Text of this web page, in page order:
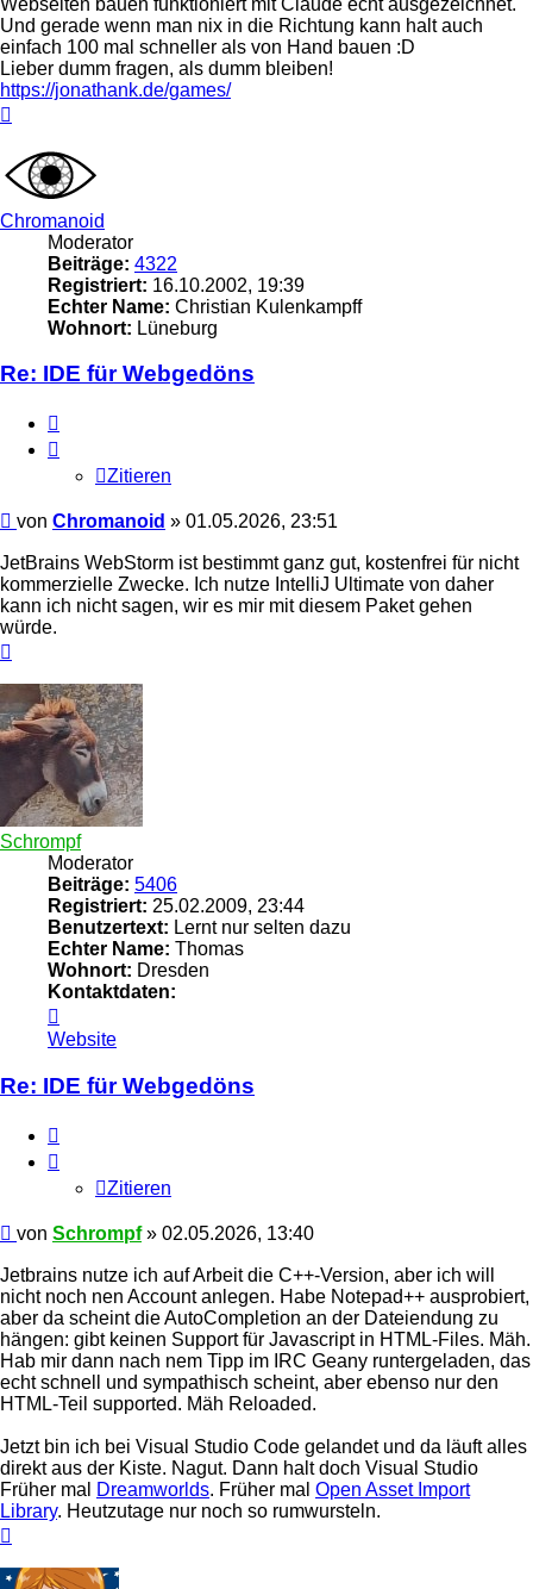
Und gerade wenn man nix in die Richtung kann halt auch
einfach 100 mal schneller als von Hand bauen :D
Lieber dumm fragen, als dumm bleiben!
https://jonathank.de/games/
Chromanoid
Moderator
Beiträge: 4322
Registriert: 16.10.2002, 19:39
Echter Name: Christian Kulenkampff
Wohnort: Lüneburg
Re: IDE für Webgedöns
Zitieren
Beitrag
von Chromanoid » 01.05.2026, 23:51
JetBrains WebStorm ist bestimmt ganz gut, kostenfrei für nicht
kommerzielle Zwecke. Ich nutze IntelliJ Ultimate von daher
kann ich nicht sagen, wir es mir mit diesem Paket gehen
würde.
Schrompf
Moderator
Beiträge: 5406
Registriert: 25.02.2009, 23:44
Benutzertext: Lernt nur selten dazu
Echter Name: Thomas
Wohnort: Dresden
Kontaktdaten:
von
Schrompf
Website
Re: IDE für Webgedöns
Zitieren
Beitrag
von Schrompf» 02.05.2026, 13:40
Jetbrains nutze ich auf Arbeit die C++-Version, aber ich will
nicht noch nen Account anlegen. Habe Notepad++ ausprobiert,
aber da scheint die AutoCompletion an der Dateiendung zu
hängen: gibt keinen Support für Javascript in HTML-Files. Mäh.
Hab mir dann nach nem Tipp im IRC Geany runtergeladen, das
echt schnell und sympathisch scheint, aber ebenso nur den
HTML-Teil supported. Mäh Reloaded.
Jetzt bin ich bei Visual Studio Code gelandet und da läuft alles
direkt aus der Kiste. Nagut. Dann halt doch Visual Studio
Früher mal
Dreamworlds. Früher mal Open Asset Import
Library. Heutzutage nur noch so rumwursteln.